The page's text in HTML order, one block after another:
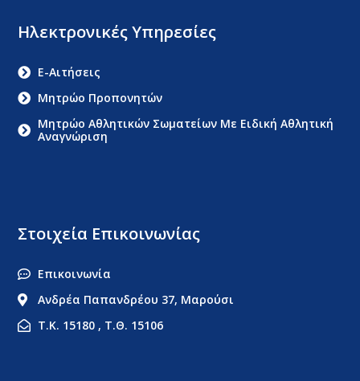
Στοιχεία Επικοινωνίας
Επικοινωνία
Ανδρέα Παπανδρέου 37, Μαρούσι
Τ.Κ. 15180 , Τ.Θ. 15106
Ηλεκτρονικές Υπηρεσίες
E-Αιτήσεις
Μητρώο Προπονητών
Μητρώο Αθλητικών Σωματείων Με Ειδική Αθλητική
Αναγνώριση